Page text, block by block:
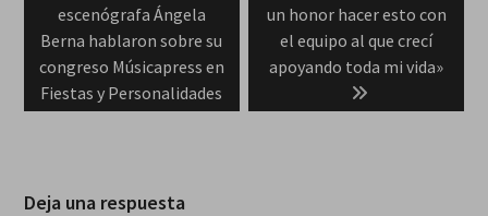
entradas
post:
escenógrafa Ángela
Berna hablaron sobre su
congreso Músicapress en
Fiestas y Personalidades
post:
un honor hacer esto con
el equipo al que crecí
apoyando toda mi vida»
Deja una respuesta